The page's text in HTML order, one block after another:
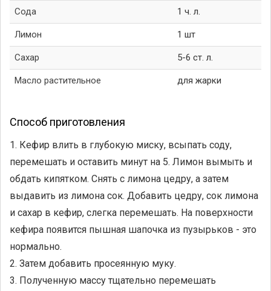
Сода 1 ч. л.
Лимон 1 шт
Сахар 5-6 ст. л.
Масло растительное для жарки
Способ приготовления
1. Кефир влить в глубокую миску, всыпать соду,
перемешать и оставить минут на 5. Лимон вымыть и
обдать кипятком. Снять с лимона цедру, а затем
выдавить из лимона сок. Добавить цедру, сок лимона
и сахар в кефир, слегка перемешать. На поверхности
кефира появится пышная шапочка из пузырьков - это
нормально.
2. Затем добавить просеянную муку.
3. Полученную массу тщательно перемешать